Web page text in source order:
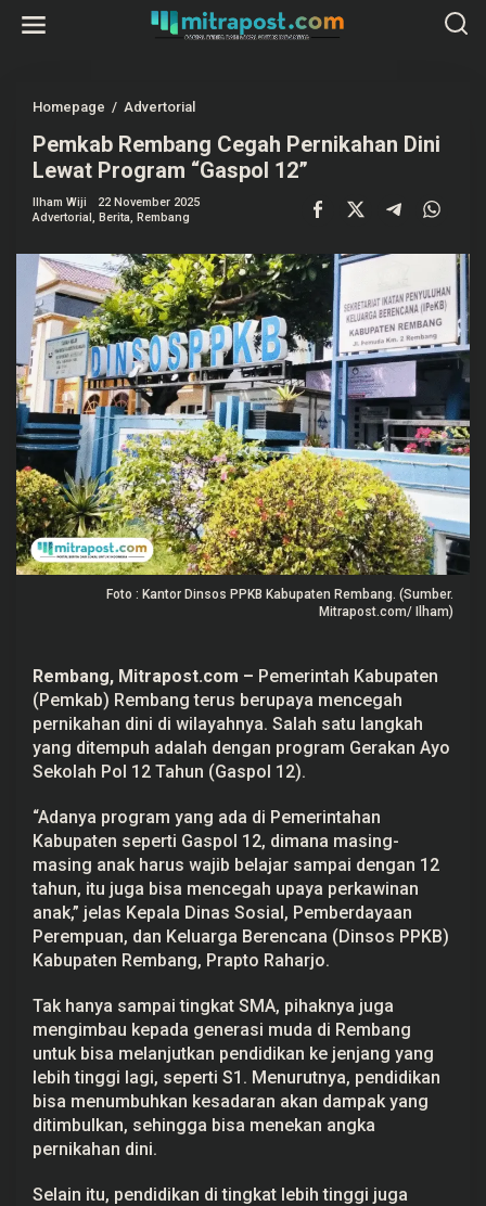
Homepage / Advertorial
m
k
a
R
b
a
n
g
C
e
g
a
h
P
e
r
n
i
k
a
h
a
n
D
i
n
a
t
P
r
o
g
r
"
G
s
p
o
l
1
2
"
Pemkab Rembang Cegah Pernikahan Dini
Lewat Program “Gaspol 12”
Ilham Wiji
22 November 2025
Advertorial, Berita, Rembang
Foto : Kantor Dinsos PPKB Kabupaten Rembang. (Sumber.
Mitrapost.com/ Ilham)
Rembang, Mitrapost.com – Pemerintah Kabupaten
(Pemkab) Rembang terus berupaya mencegah
pernikahan dini di wilayahnya. Salah satu langkah
yang ditempuh adalah dengan program Gerakan Ayo
Sekolah Pol 12 Tahun (Gaspol 12).
“Adanya program yang ada di Pemerintahan
Kabupaten seperti Gaspol 12, dimana masing-
masing anak harus wajib belajar sampai dengan 12
tahun, itu juga bisa mencegah upaya perkawinan
anak,” jelas Kepala Dinas Sosial, Pemberdayaan
Perempuan, dan Keluarga Berencana (Dinsos PPKB)
Kabupaten Rembang, Prapto Raharjo.
Tak hanya sampai tingkat SMA, pihaknya juga
mengimbau kepada generasi muda di Rembang
untuk bisa melanjutkan pendidikan ke jenjang yang
lebih tinggi lagi, seperti S1. Menurutnya, pendidikan
bisa menumbuhkan kesadaran akan dampak yang
ditimbulkan, sehingga bisa menekan angka
pernikahan dini.
Selain itu, pendidikan di tingkat lebih tinggi juga